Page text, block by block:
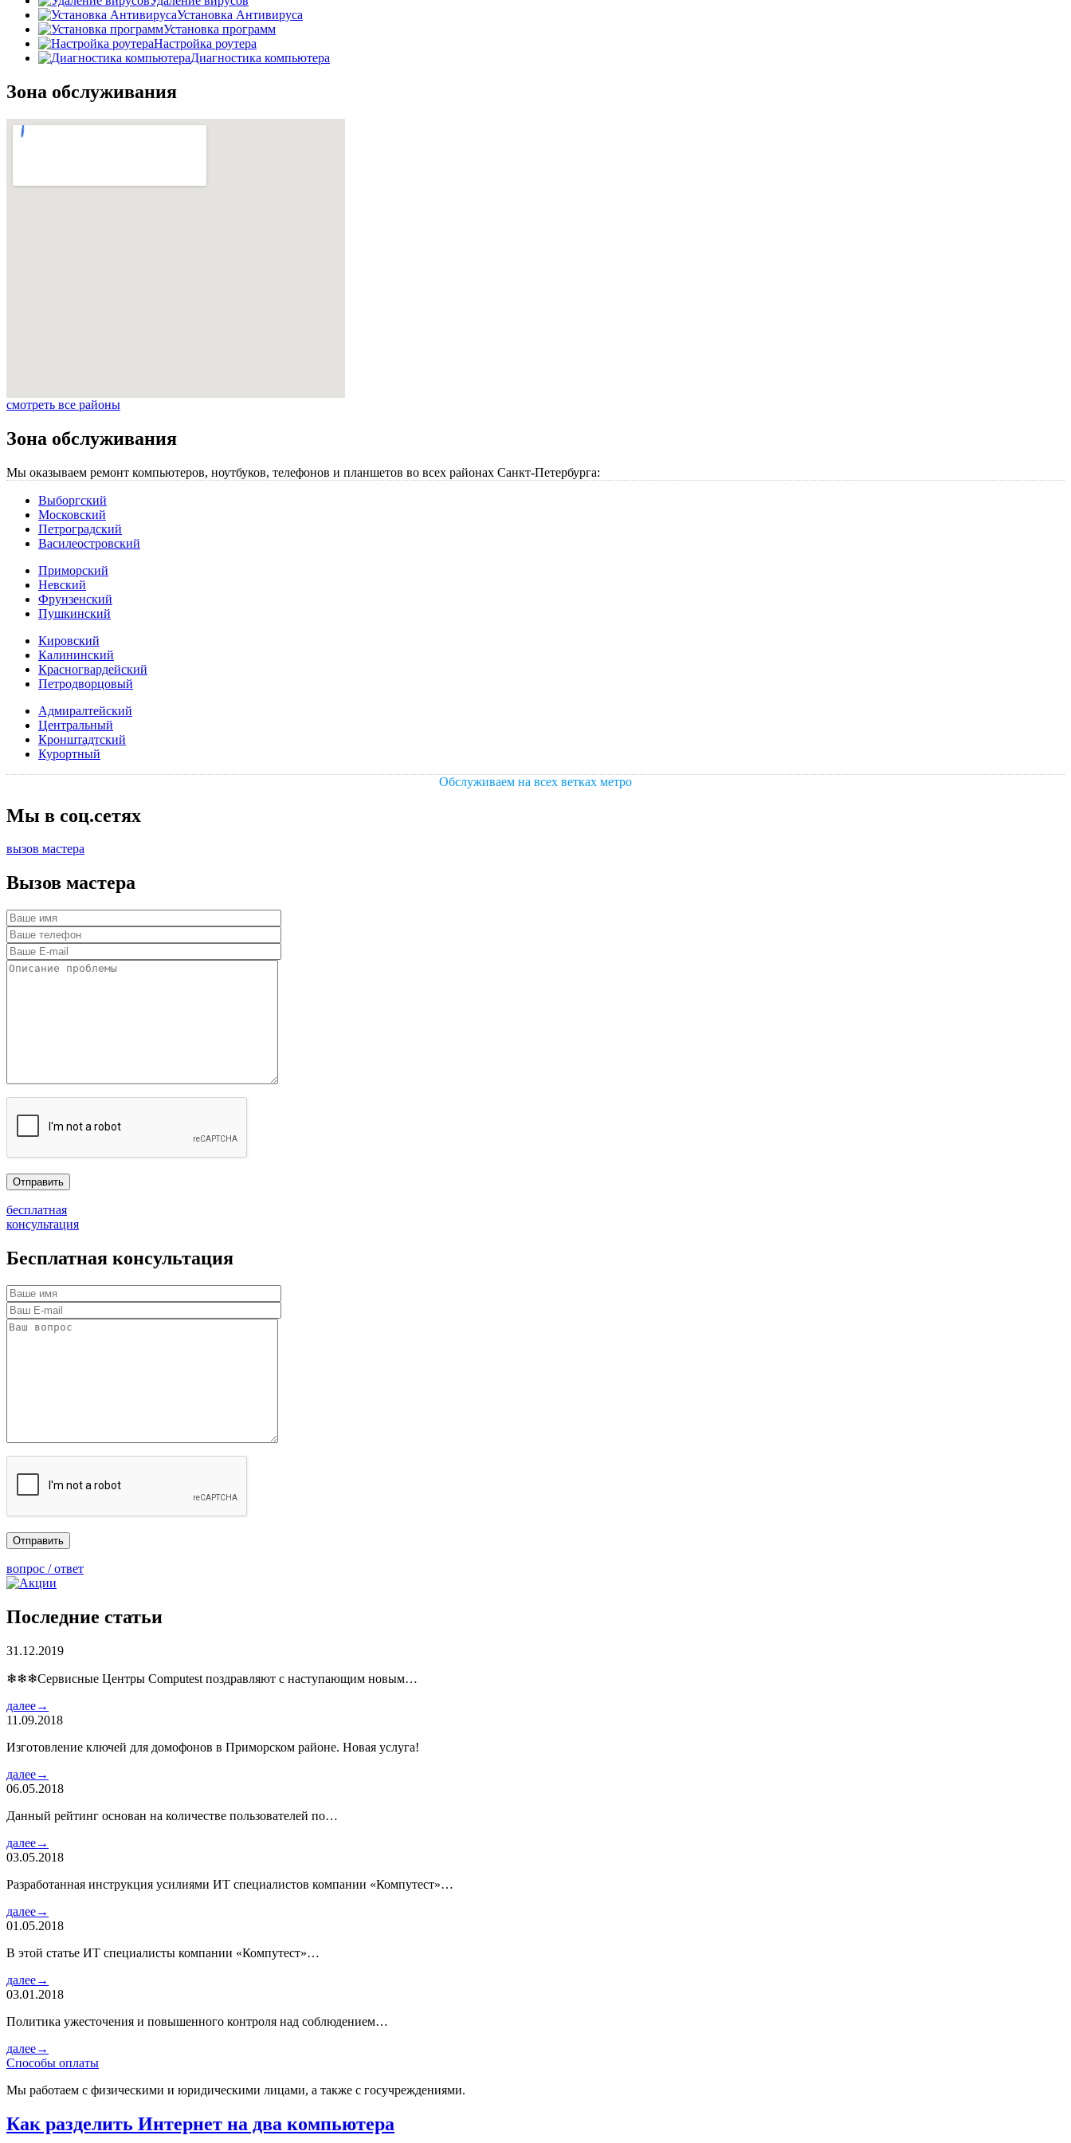
Установка Антивируса
Установка программ
Настройка роутера
Диагностика компьютера
Зона обслуживания
смотреть все районы
Зона обслуживания
Мы оказываем ремонт компьютеров, ноутбуков, телефонов и планшетов во всех районах Санкт-Петербурга:
Выборгский
Московский
Петроградский
Василеостровский
Приморский
Невский
Фрунзенский
Пушкинский
Кировский
Калининский
Красногвардейский
Петродворцовый
Адмиралтейский
Центральный
Кронштадтский
Курортный
Обслуживаем на всех ветках метро
Мы в соц.сетях
вызов мастера
Вызов мастера
бесплатная
консультация
Бесплатная консультация
вопрос / ответ
Последние статьи
31.12.2019
❄❄❄Сервисные Центры Computest поздравляют с наступающим новым…
далее→
11.09.2018
Изготовление ключей для домофонов в Приморском районе. Новая услуга!
далее→
06.05.2018
Данный рейтинг основан на количестве пользователей по…
далее→
03.05.2018
Разработанная инструкция усилиями ИТ специалистов компании «Компутест»…
далее→
01.05.2018
В этой статье ИТ специалисты компании «Компутест»…
далее→
03.01.2018
Политика ужесточения и повышенного контроля над соблюдением…
далее→
Способы оплаты
Мы работаем с физическими и юридическими лицами, а также с госучреждениями.
Как разделить Интернет на два компьютера